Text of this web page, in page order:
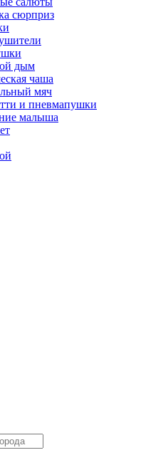
сюрприз
дым
чаша
мяч
и пневмапушки
малыша